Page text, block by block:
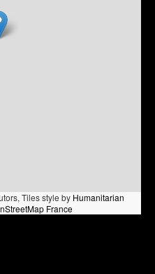
Tiles style by Humanitarian
France